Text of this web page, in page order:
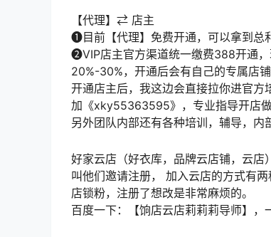
【代理】⇄ 店主
❶目前【代理】免费开通，可以拿到总
❷VIP店主官方渠道统一缴费388开通
20%-30%，开通后会有自己的专属店
开通店主后，我这边会直接拉你进官方
加《xky55363595》，专业指导开店做
另外团队内部还有各种培训，辅导，内
好家云店（好衣库，品牌云店铺，云
叫他们邀请注册， 加入云店的方式有
店锁粉，注册了想改是非常麻烦的。
百度一下：【饷店云店莉莉莉导师】，